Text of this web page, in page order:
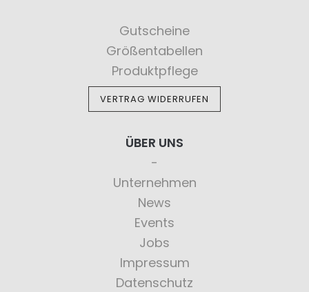
Gutscheine
Größentabellen
Produktpflege
VERTRAG WIDERRUFEN
ÜBER UNS
Unternehmen
News
Events
Jobs
Impressum
Datenschutz